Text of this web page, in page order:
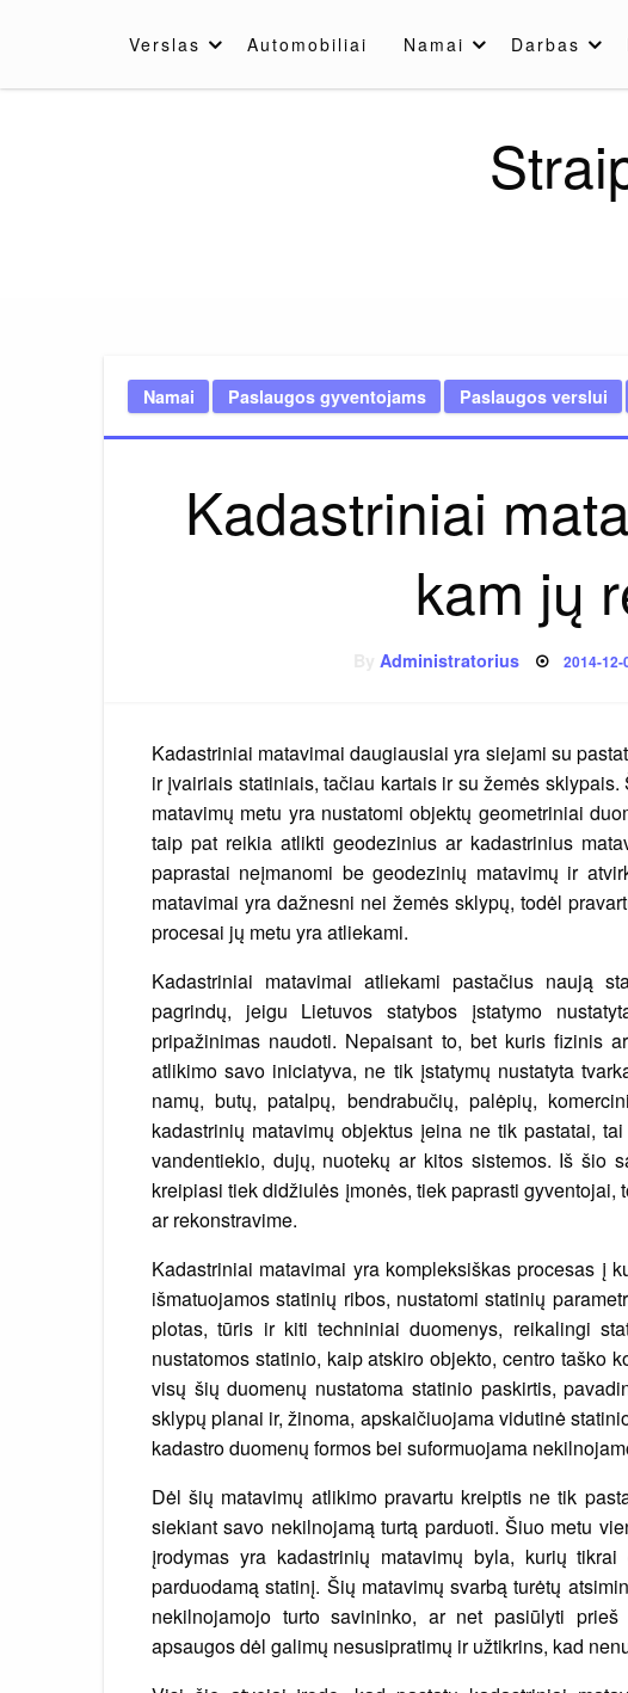
Verslas Automobiliai Namai Darbas
Namai Paslaugos gyventojams Paslaugos verslui
Kadastriniai
kam jų
ByAdministratorius Posted
2014-12-
Kadastriniai matavimai daugiausiai yra siejami su
ir įvairiais statiniais, tačiau kartais ir su žemės sklypais.
matavimų metu yra nustatomi objektų geometriniai
taip pat reikia atlikti geodezinius ar kadastrinius
paprastai neįmanomi be geodezinių matavimų ir
matavimai yra dažnesni nei žemės sklypų, todėl
procesai jų metu yra atliekami.
Kadastriniai matavimai atliekami pastačius naują
pagrindų, jeigu Lietuvos statybos įstatymo
pripažinimas naudoti. Nepaisant to, bet kuris fizinis
atlikimo savo iniciatyva, ne tik įstatymų nustatyta
namų, butų, patalpų, bendrabučių, palėpių,
kadastrinių matavimų objektus įeina ne tik pastatai,
vandentiekio, dujų, nuotekų ar kitos sistemos. Iš šio
kreipiasi tiek didžiulės įmonės, tiek paprasti
ar rekonstravime.
Kadastriniai matavimai yra kompleksiškas procesas į
išmatuojamos statinių ribos, nustatomi statinių
plotas, tūris ir kiti techniniai duomenys, reikalingi
nustatomos statinio, kaip atskiro objekto, centro taško
visų šių duomenų nustatoma statinio paskirtis,
sklypų planai ir, žinoma, apskaičiuojama vidutinė
kadastro duomenų formos bei suformuojama
Dėl šių matavimų atlikimo pravartu kreiptis ne tik
siekiant savo nekilnojamą turtą parduoti. Šiuo metu
įrodymas yra kadastrinių matavimų byla, kurių
parduodamą statinį. Šių matavimų svarbą turėtų
nekilnojamojo turto savininko, ar net pasiūlyti
apsaugos dėl galimų nesusipratimų ir užtikrins, kad